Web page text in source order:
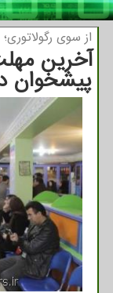
از سوی رگولاتوری؛
آخرین
پیشخوان